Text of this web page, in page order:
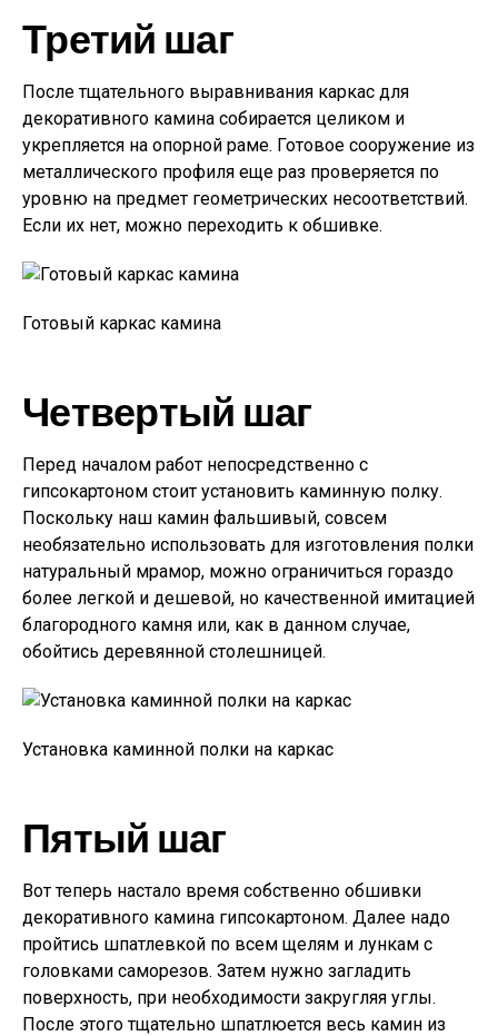
Третий шаг
После тщательного выравнивания каркас для
декоративного камина собирается целиком и
укрепляется на опорной раме. Готовое сооружение из
металлического профиля еще раз проверяется по
уровню на предмет геометрических несоответствий.
Если их нет, можно переходить к обшивке.
Готовый каркас камина
Четвертый шаг
Перед началом работ непосредственно с
гипсокартоном стоит установить каминную полку.
Поскольку наш камин фальшивый, совсем
необязательно использовать для изготовления полки
натуральный мрамор, можно ограничиться гораздо
более легкой и дешевой, но качественной имитацией
благородного камня или, как в данном случае,
обойтись деревянной столешницей.
Установка каминной полки на каркас
Пятый шаг
Вот теперь настало время собственно обшивки
декоративного камина гипсокартоном. Далее надо
пройтись шпатлевкой по всем щелям и лункам с
головками саморезов. Затем нужно загладить
поверхность, при необходимости закругляя углы.
После этого тщательно шпатлюется весь камин из